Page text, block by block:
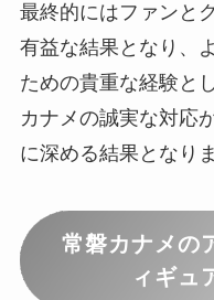
最終的にはファンと
有益な結果となり、
ための貴重な経験と
カナメの誠実な対応
に深める結果となり
常磐カナメの
ィギュ